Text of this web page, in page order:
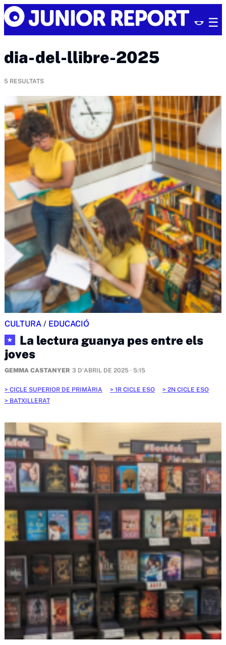
Skip
to
content
Junior
Report
dia-del-llibre-2025
5 RESULTATS
CULTURA / EDUCACIÓ
★
La lectura guanya pes entre els
joves
GEMMA CASTANYER 3 D'ABRIL DE 2025 · 5:15
CICLE SUPERIOR DE PRIMÀRIA 1R CICLE ESO
2N CICLE ESO
BATXILLERAT